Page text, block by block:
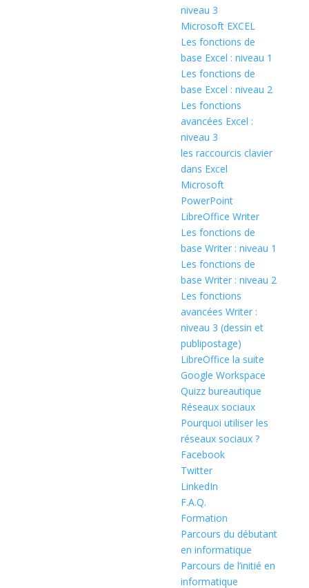
niveau 3
Microsoft EXCEL
Les fonctions de
base Excel : niveau 1
Les fonctions de
base Excel : niveau 2
Les fonctions
avancées Excel :
niveau 3
les raccourcis clavier
dans Excel
Microsoft
PowerPoint
LibreOffice Writer
Les fonctions de
base Writer : niveau 1
Les fonctions de
base Writer : niveau 2
Les fonctions
avancées Writer :
niveau 3 (dessin et
publipostage)
LibreOffice la suite
Google Workspace
Quizz bureautique
Réseaux sociaux
Pourquoi utiliser les
réseaux sociaux ?
Facebook
Twitter
LinkedIn
F.A.Q.
Formation
Parcours du débutant
en informatique
Parcours de l’initié en
informatique